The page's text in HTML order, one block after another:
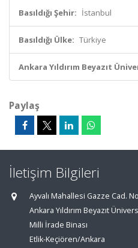
Basıldığı Şehir: İstanbul
Basıldığı Ülke: Türkiye
Ankara Yıldırım Beyazıt
Paylaş
İletişim Bilgileri
Ayvalı Mahallesi Gazze Cad.
Ankara Yıldırım Beyazıt
Milli İrade Binası
Etlik-Keçiören/Ankara